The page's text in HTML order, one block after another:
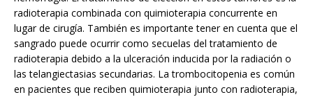
radioterapia combinada con quimioterapia concurrente en
lugar de cirugía. También es importante tener en cuenta que el
sangrado puede ocurrir como secuelas del tratamiento de
radioterapia debido a la ulceración inducida por la radiación o
las telangiectasias secundarias. La trombocitopenia es común
en pacientes que reciben quimioterapia junto con radioterapia,